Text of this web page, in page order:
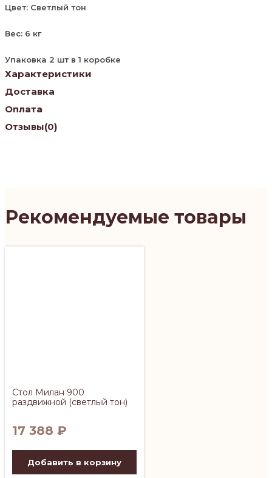
Цвет: Светлый тон
Вес: 6 кг
Упаковка 2 шт в 1 коробке
Характеристики
Доставка
Оплата
Отзывы(0)
Рекомендуемые товары
Стол Милан 900
раздвижной (светлый тон)
17 388 ₽
Добавить в корзину